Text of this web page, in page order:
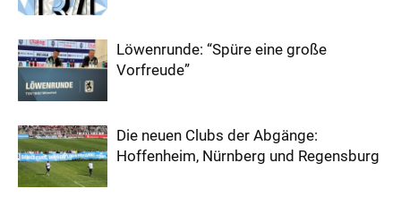
Löwenrunde: “Spüre eine große
Vorfreude”
Die neuen Clubs der Abgänge:
Hoffenheim, Nürnberg und Regensburg